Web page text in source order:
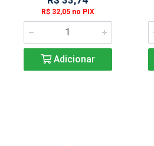
R$ 32,05 no PIX
Adicionar